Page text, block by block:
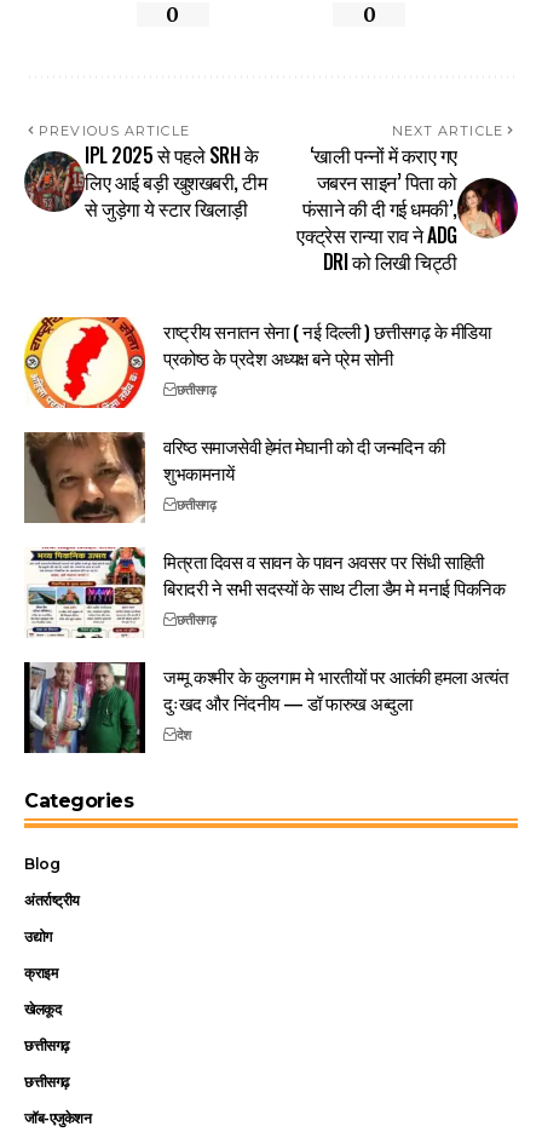
0 0
PREVIOUS ARTICLE
IPL 2025 से पहले SRH के
लिए आई बड़ी खुशखबरी, टीम
से जुड़ेगा ये स्टार खिलाड़ी
NEXT ARTICLE
‘खाली पन्नों में कराए गए
जबरन साइन’ पिता को
फंसाने की दी गई धमकी’,
एक्ट्रेस रान्या राव ने ADG
DRI को लिखी चिट्ठी
राष्ट्रीय सनातन सेना ( नई दिल्ली ) छत्तीसगढ़ के मीडिया
प्रकोष्ठ के प्रदेश अध्यक्ष बने प्रेम सोनी
छत्तीसगढ़
वरिष्ठ समाजसेवी हेमंत मेघानी को दी जन्मदिन की
शुभकामनायें
छत्तीसगढ़
मित्रता दिवस व सावन के पावन अवसर पर सिंधी साहिती
बिरादरी ने सभी सदस्यों के साथ टीला डैम मे मनाई पिकनिक
छत्तीसगढ़
जम्मू कश्मीर के कुलगाम मे भारतीयों पर आतंकी हमला अत्यंत
दुःखद और निंदनीय — डॉ फारुख अब्दुला
देश
Categories
Blog
अंतर्राष्ट्रीय
उद्योग
क्राइम
खेलकूद
छत्तीसगढ़
छत्तीसगढ़
जॉब-एजुकेशन